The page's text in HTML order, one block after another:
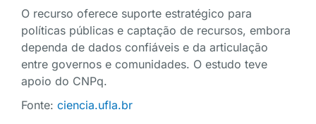
O recurso oferece suporte estratégico para
políticas públicas e captação de recursos, embora
dependa de dados confiáveis e da articulação
entre governos e comunidades. O estudo teve
apoio do CNPq.
Fonte: ciencia.ufla.br